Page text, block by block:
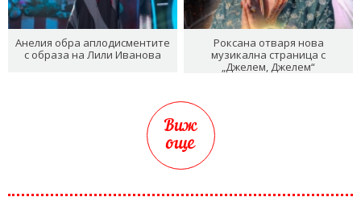
Анелия обра аплодисментите
с образа на Лили Иванова
Роксана отваря нова
музикална страница с
„Джелем, Джелем“
Виж
още